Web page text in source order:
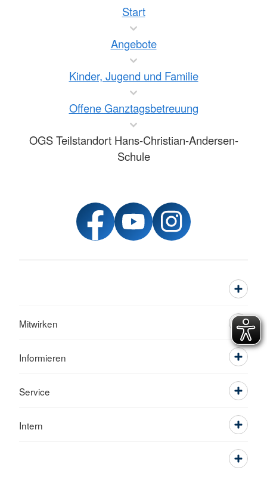
Start
Angebote
Kinder, Jugend und Familie
Offene Ganztagsbetreuung
OGS Teilstandort Hans-Christian-Andersen-
Schule
Mitwirken
Informieren
Service
Intern